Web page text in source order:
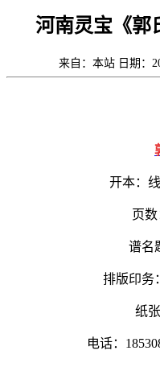
河南灵宝《郭
来自：本站 日期：
开本：
页数
谱名
排版印务
纸
电话：